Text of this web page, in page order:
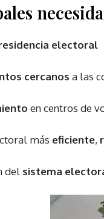
electoral
cercanos a las
en centros de
más eficiente,
del sistema